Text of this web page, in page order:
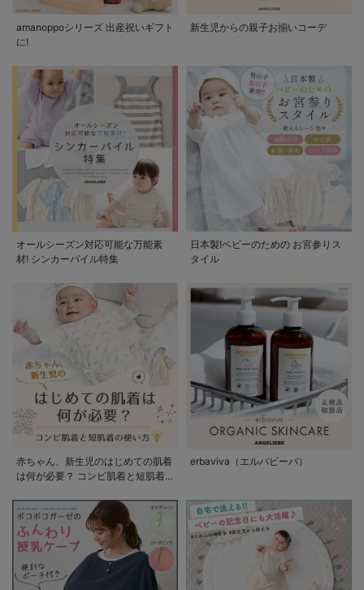
amanoppoシリーズ 出産祝いギフト
に!
新生児からの親子お揃いコーデ
オールシーズン対応可能な万能素
材! シンカーパイル特集
日本製!ベビーのための お宮参りス
タイル
赤ちゃん、新生児のはじめての肌着
は何が必要？ コンビ肌着と短肌着
erbaviva（エルバビーバ）